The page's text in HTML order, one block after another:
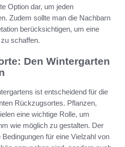
Option dar, um jeden
Zudem sollte man die Nachbarn
berücksichtigen, um eine
schaffen.
Den Wintergarten
ist entscheidend für die
Rückzugsortes. Pflanzen,
eine wichtige Rolle, um
wie möglich zu gestalten. Der
für eine Vielzahl von